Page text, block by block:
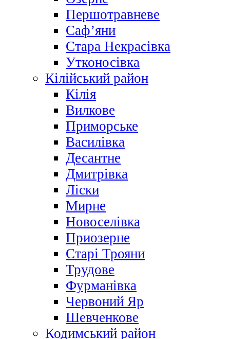
Першотравневе
Саф’яни
Стара Некрасівка
Утконосівка
Кілійський район
Кілія
Вилкове
Приморське
Василівка
Десантне
Дмитрівка
Ліски
Мирне
Новоселівка
Приозерне
Старі Трояни
Трудове
Фурманівка
Червоний Яр
Шевченкове
Кодимський район